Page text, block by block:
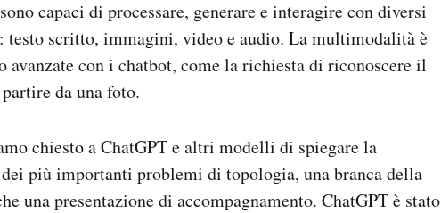
capaci di processare, generare e interagire con diversi
scritto, immagini, video e audio. La multimodalità è
con i chatbot, come la richiesta di riconoscere il
da una foto.
chiesto a ChatGPT e altri modelli di spiegare la
più importanti problemi di topologia, una branca della
una presentazione di accompagnamento. ChatGPT è stato